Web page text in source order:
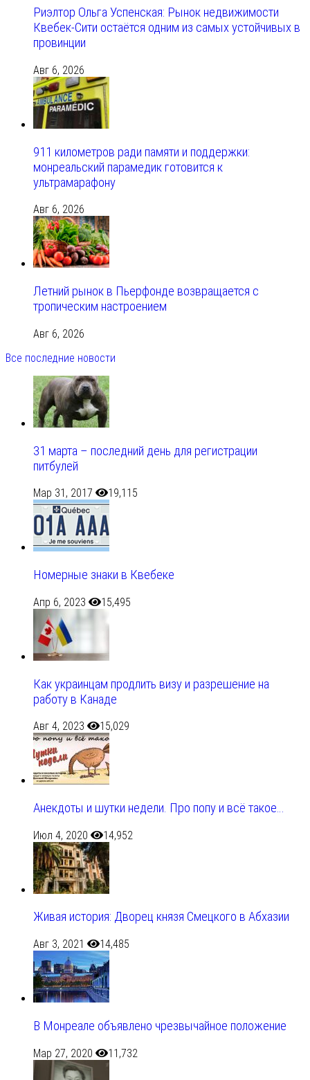
Риэлтор Ольга Успенская: Рынок недвижимости
Квебек-Сити остаётся одним из самых устойчивых в
провинции
Авг 6, 2026
911 километров ради памяти и поддержки:
монреальский парамедик готовится к
ультрамарафону
Авг 6, 2026
Летний рынок в Пьерфонде возвращается с
тропическим настроением
Авг 6, 2026
Все последние новости
31 марта – последний день для регистрации
питбулей
Мар 31, 2017 19,115
Номерные знаки в Квебеке
Апр 6, 2023 15,495
Как украинцам продлить визу и разрешение на
работу в Канаде
Авг 4, 2023 15,029
Анекдоты и шутки недели. Про попу и всё такое…
Июл 4, 2020 14,952
Живая история: Дворец князя Смецкого в Абхазии
Авг 3, 2021 14,485
В Монреале объявлено чрезвычайное положение
Мар 27, 2020 11,732